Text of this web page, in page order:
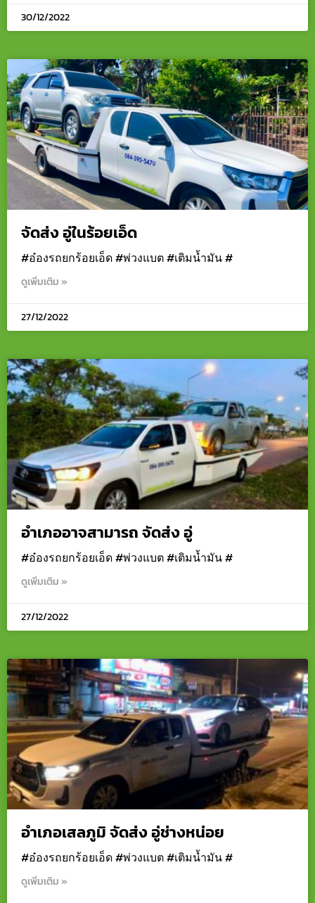
30/12/2022
จัดส่ง อู่ในร้อยเอ็ด
#อ๋องรถยกร้อยเอ็ด #พ่วงแบต #เติมน้ำมัน #
ดูเพิ่มเติม »
27/12/2022
อำเภออาจสามารถ จัดส่ง อู่
#อ๋องรถยกร้อยเอ็ด #พ่วงแบต #เติมน้ำมัน #
ดูเพิ่มเติม »
27/12/2022
อำเภอเสลภูมิ จัดส่ง อู่ช่างหน่อย
#อ๋องรถยกร้อยเอ็ด #พ่วงแบต #เติมน้ำมัน #
ดูเพิ่มเติม »